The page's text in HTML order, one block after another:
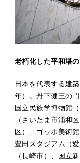
老朽化した平和塔
日本を代表する建
年）。丹下健三の
国立民族学博物館
（さいたま市浦和
区）、ゴッホ美術
豊田スタジアム（
（長崎市）、国立